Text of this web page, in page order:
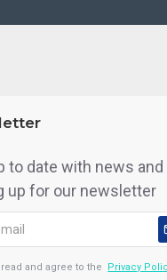
to date with news
up for our newsletter
read and agree to the Privacy